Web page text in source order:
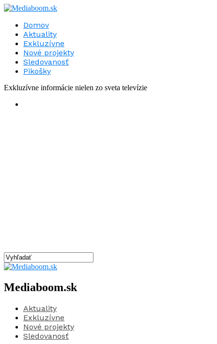
Domov
Aktuality
Exkluzívne
Nové projekty
Sledovanosť
Pikošky
Exkluzívne informácie nielen zo sveta televízie
Mediaboom.sk
Aktuality
Exkluzívne
Nové projekty
Sledovanosť